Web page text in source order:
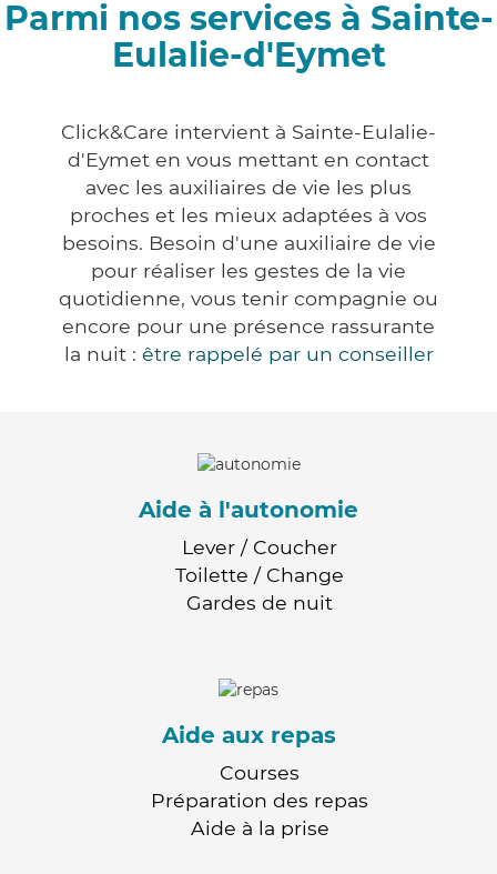
Parmi nos services à Sainte-
Eulalie-d'Eymet
Click&Care intervient à Sainte-Eulalie-
d'Eymet en vous mettant en contact
avec les auxiliaires de vie les plus
proches et les mieux adaptées à vos
besoins. Besoin d'une auxiliaire de vie
pour réaliser les gestes de la vie
quotidienne, vous tenir compagnie ou
encore pour une présence rassurante
la nuit : être rappelé par un conseiller
Aide à l'autonomie
Lever / Coucher
Toilette / Change
Gardes de nuit
Aide aux repas
Courses
Préparation des repas
Aide à la prise